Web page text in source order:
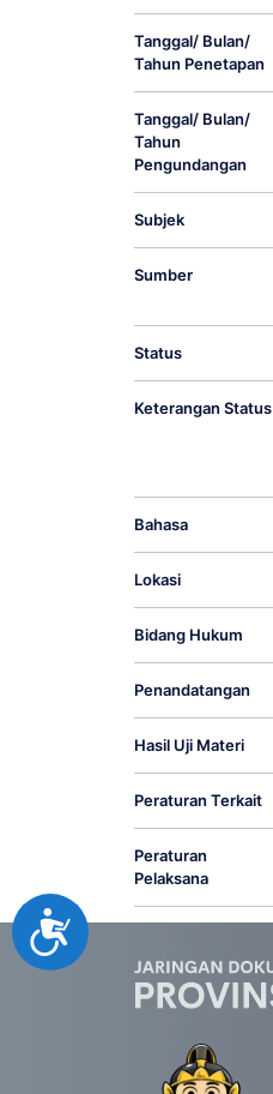
Accessibility
Tanggal/ Bulan/
Tahun Penetapan
Tanggal/ Bulan/
Tahun
Pengundangan
Subjek
Sumber
Status
Keterangan Status
Bahasa
Lokasi
Bidang Hukum
Penandatangan
Hasil Uji Materi
Peraturan Terkait
Peraturan
Pelaksana